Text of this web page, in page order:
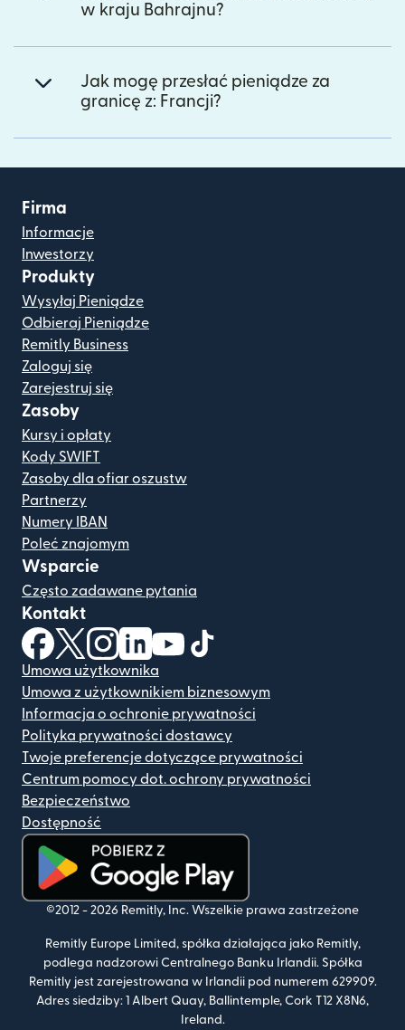
w kraju Bahrajnu?
Jak mogę przesłać pieniądze za
granicę z: Francji?
Firma
Informacje
Inwestorzy
Produkty
Wysyłaj Pieniądze
Odbieraj Pieniądze
Remitly Business
Zaloguj się
Zarejestruj się
Zasoby
Kursy i opłaty
Kody SWIFT
Zasoby dla ofiar oszustw
Partnerzy
Numery IBAN
Poleć znajomym
Wsparcie
Często zadawane pytania
Kontakt
(otwiera się w nowym oknie)
(otwiera się w nowym oknie)
(otwiera się w nowym oknie)
(otwiera się w nowym oknie)
(otwiera się w nowym oknie)
Umowa użytkownika
Umowa z użytkownikiem biznesowym
Informacja o ochronie prywatności
Polityka prywatności dostawcy
Twoje preferencje dotyczące prywatności
Centrum pomocy dot. ochrony prywatności
Bezpieczeństwo
Dostępność
(otwiera się w nowym oknie)
©2012 - 2026 Remitly, Inc. Wszelkie prawa zastrzeżone
Remitly Europe Limited, spółka działająca jako Remitly,
podlega nadzorowi Centralnego Banku Irlandii. Spółka
Remitly jest zarejestrowana w Irlandii pod numerem 629909.
Adres siedziby: 1 Albert Quay, Ballintemple, Cork T12 X8N6,
Ireland.